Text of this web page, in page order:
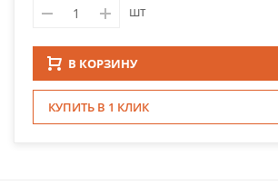
шт
В КОРЗИНУ
КУПИТЬ В 1 КЛИК